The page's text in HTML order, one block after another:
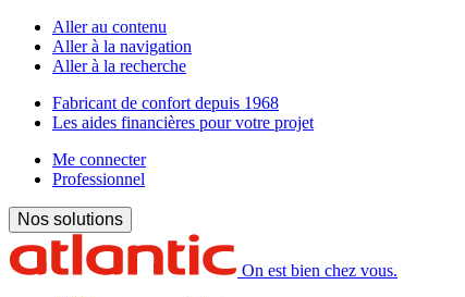
Aller au contenu
Aller à la navigation
Aller à la recherche
Fabricant de confort depuis 1968
Les aides financières pour votre projet
Me connecter
Professionnel
Nos solutions
On est bien chez vous.